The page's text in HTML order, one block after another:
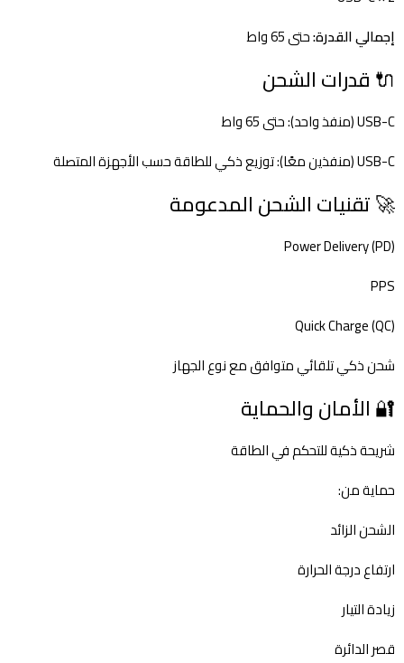
إجمالي القدرة:حتى 65 واط
🔌 قدرات الشحن
USB-C (منفذ واحد): حتى 65 واط
USB-C (منفذين معًا): توزيع ذكي للطاقة حسب الأجهزة المتصلة
🚀 تقنيات الشحن المدعومة
Power Delivery (PD)
PPS
Quick Charge (QC)
شحن ذكي تلقائي متوافق مع نوع الجهاز
🔐 الأمان والحماية
شريحة ذكية للتحكم في الطاقة
حماية من:
الشحن الزائد
ارتفاع درجة الحرارة
زيادة التيار
قصر الدائرة